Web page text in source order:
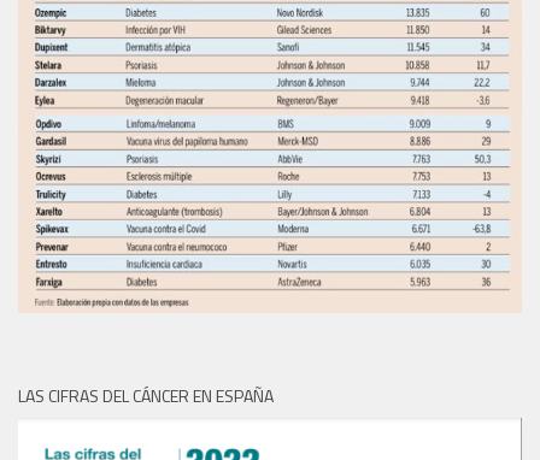
LAS CIFRAS DEL CÁNCER EN ESPAÑA